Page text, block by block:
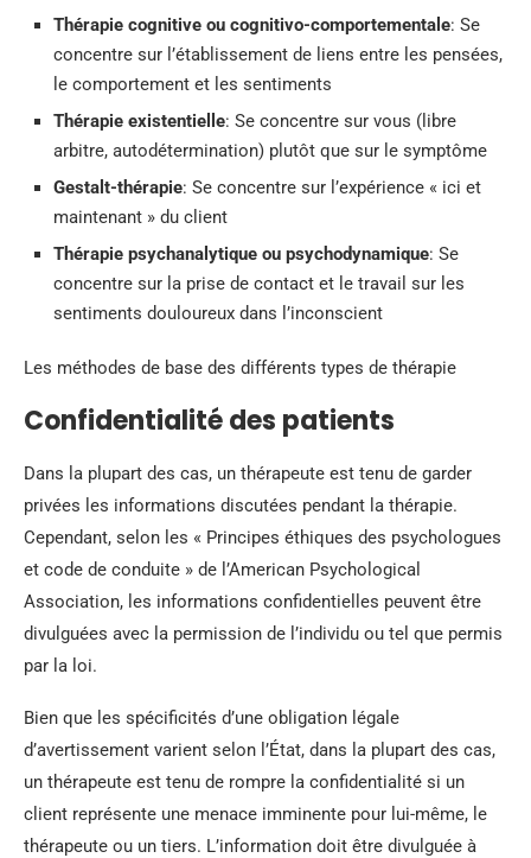
Thérapie cognitive ou cognitivo-comportementale: Se
concentre sur l’établissement de liens entre les pensées,
le comportement et les sentiments
Thérapie existentielle: Se concentre sur vous (libre
arbitre, autodétermination) plutôt que sur le symptôme
Gestalt-thérapie: Se concentre sur l’expérience « ici et
maintenant » du client
Thérapie psychanalytique ou psychodynamique: Se
concentre sur la prise de contact et le travail sur les
sentiments douloureux dans l’inconscient
Les méthodes de base des différents types de thérapie
Confidentialité des patients
Dans la plupart des cas, un thérapeute est tenu de garder
privées les informations discutées pendant la thérapie.
Cependant, selon les « Principes éthiques des psychologues
et code de conduite » de l’American Psychological
Association, les informations confidentielles peuvent être
divulguées avec la permission de l’individu ou tel que permis
par la loi.
Bien que les spécificités d’une obligation légale
d’avertissement varient selon l’État, dans la plupart des cas,
un thérapeute est tenu de rompre la confidentialité si un
client représente une menace imminente pour lui-même, le
thérapeute ou un tiers. L’information doit être divulguée à